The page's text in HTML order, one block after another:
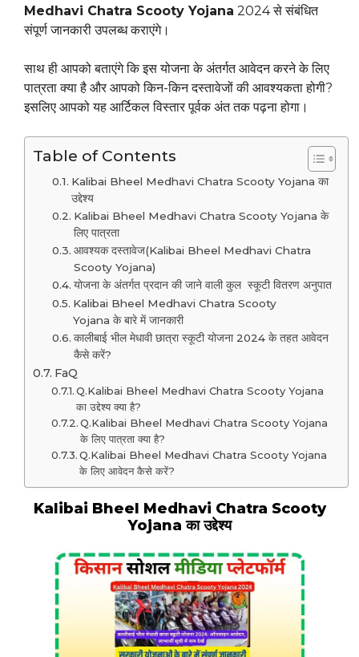
Medhavi Chatra Scooty Yojana 2024 से संबंधित
संपूर्ण जानकारी उपलब्ध कराएंगे।
साथ ही आपको बताएंगे कि इस योजना के अंतर्गत आवेदन करने के लिए
पात्रता क्या है और आपको किन-किन दस्तावेजों की आवश्यकता होगी?
इसलिए आपको यह आर्टिकल विस्तार पूर्वक अंत तक पढ़ना होगा।
Table of Contents
Kalibai Bheel Medhavi Chatra Scooty Yojana का
उद्देश्य
Kalibai Bheel Medhavi Chatra Scooty Yojana के
लिए पात्रता
आवश्यक दस्तावेज(Kalibai Bheel Medhavi Chatra
Scooty Yojana)
योजना के अंतर्गत प्रदान की जाने वाली कुल स्कूटी वितरण अनुपात
Kalibai Bheel Medhavi Chatra Scooty
Yojana के बारे में जानकारी
कालीबाई भील मेधावी छात्रा स्कूटी योजना 2024 के तहत आवेदन
कैसे करें?
FaQ
Q.Kalibai Bheel Medhavi Chatra Scooty Yojana
का उद्देश्य क्या है?
Q.Kalibai Bheel Medhavi Chatra Scooty Yojana
के लिए पात्रता क्या है?
Q.Kalibai Bheel Medhavi Chatra Scooty Yojana
के लिए आवेदन कैसे करें?
Kalibai Bheel Medhavi Chatra Scooty
Yojana का उद्देश्य